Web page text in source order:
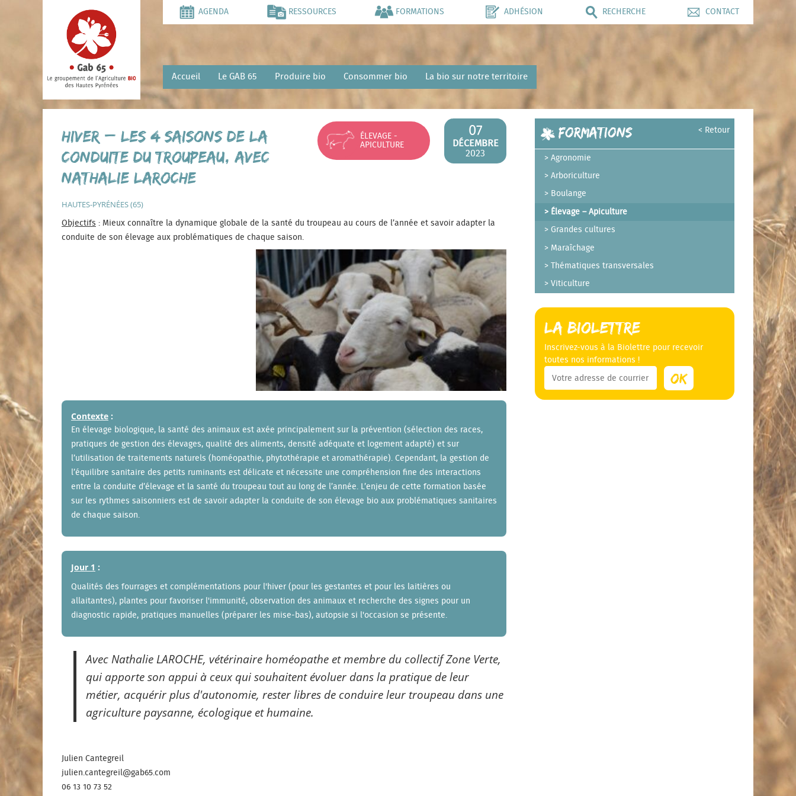
AGENDA RESSOURCES FORMATIONS ADHÉSION RECHERCHE CONTACT
Accueil Le GAB 65 Produire bio Consommer bio La bio sur notre territoire
07
DÉCEMBRE
2023
ÉLEVAGE -
APICULTURE
HIVER – Les 4 saisons de la
conduite du troupeau, avec
Nathalie LAROCHE
HAUTES-PYRÉNÉES (65)
Objectifs : Mieux connaître la dynamique globale de la santé du troupeau au cours de l’année et savoir adapter la
conduite de son élevage aux problématiques de chaque saison.
Contexte :
En élevage biologique, la santé des animaux est axée principalement sur la prévention (sélection des races,
pratiques de gestion des élevages, qualité des aliments, densité adéquate et logement adapté) et sur
l’utilisation de traitements naturels (homéopathie, phytothérapie et aromathérapie). Cependant, la gestion de
l’équilibre sanitaire des petits ruminants est délicate et nécessite une compréhension fine des interactions
entre la conduite d’élevage et la santé du troupeau tout au long de l’année. L’enjeu de cette formation basée
sur les rythmes saisonniers est de savoir adapter la conduite de son élevage bio aux problématiques sanitaires
de chaque saison.
Jour 1 :
Qualités des fourrages et complémentations pour l'hiver (pour les gestantes et pour les laitières ou
allaitantes), plantes pour favoriser l'immunité, observation des animaux et recherche des signes pour un
diagnostic rapide, pratiques manuelles (préparer les mise-bas), autopsie si l'occasion se présente.
Avec Nathalie LAROCHE, vétérinaire homéopathe et membre du collectif Zone Verte,
qui apporte son appui à ceux qui souhaitent évoluer dans la pratique de leur
métier, acquérir plus d'autonomie, rester libres de conduire leur troupeau dans une
agriculture paysanne, écologique et humaine.
Julien Cantegreil
julien.cantegreil@gab65.com
06 13 10 73 52
< Retour
Formations
Agronomie
Arboriculture
Boulange
Élevage – Apiculture
Grandes cultures
Maraîchage
Thématiques transversales
Viticulture
La Biolettre
Inscrivez-vous à la Biolettre pour recevoir
toutes nos informations !